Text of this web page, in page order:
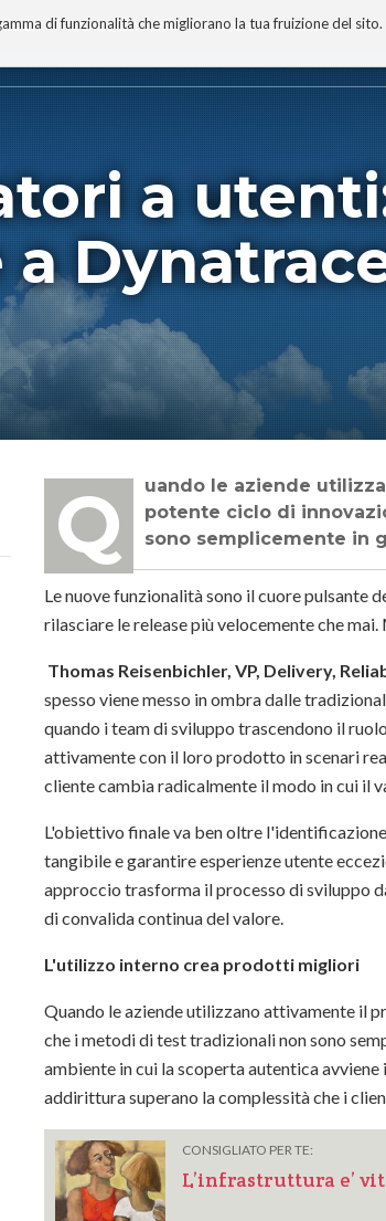
di funzionalità che migliorano la tua fruizione del
TECNOBIBLIOGRAFIA I MIEI LIBRI PROGETTO
a
Quando le aziende utilizzano attivamente il proprio software, sbloccano un
potente ciclo di
sono semplicemente in
Le nuove funzionalità sono il cuore pulsante
rilasciare le release più velocemente che
Thomas Reisenbichler, VP, Delivery,
spesso viene messo in ombra dalle
quando i team di sviluppo trascendono il
attivamente con il loro prodotto in scenari
cliente cambia radicalmente il modo in cui il
L'obiettivo finale va ben oltre
tangibile e garantire esperienze utente
approccio trasforma il processo di sviluppo
di convalida continua del valore.
L'utilizzo interno crea prodotti migliori
Quando le aziende utilizzano attivamente il
che i metodi di test tradizionali non sono
ambiente in cui la scoperta autentica
addirittura superano la complessità che i
CONSIGLIATO PER TE:
L’infrastruttura e’